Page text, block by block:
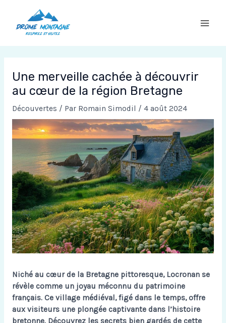
contenu
Une merveille cachée à découvrir
au cœur de la région Bretagne
Découvertes / Par Romain Simodil / 4 août 2024
Niché au cœur de la Bretagne pittoresque, Locronan se
révèle comme un joyau méconnu du patrimoine
français. Ce village médiéval, figé dans le temps, offre
aux visiteurs une plongée captivante dans l’histoire
bretonne. Découvrez les secrets bien gardés de cette